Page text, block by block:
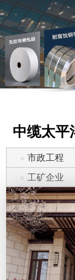
中缆太平
市政工程
工矿企业